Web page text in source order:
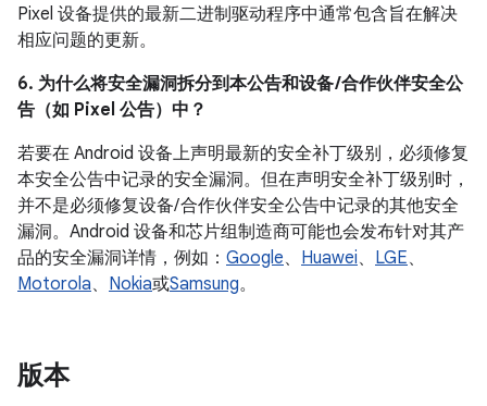
Pixel 设备提供的最新二进制驱动程序中通常包含旨在解决
相应问题的更新。
6. 为什么将安全漏洞拆分到本公告和设备 /合作伙伴安全公
告（如 Pixel 公告）中？
若要在 Android 设备上声明最新的安全补丁级别，必须修复
本安全公告中记录的安全漏洞。但在声明安全补丁级别时，
并不是必须修复设备/ 合作伙伴安全公告中记录的其他安全
漏洞。Android 设备和芯片组制造商可能也会发布针对其产
品的安全漏洞详情，例如： Google、 Huawei、 LGE、
Motorola、 Nokia或Samsung。
版本